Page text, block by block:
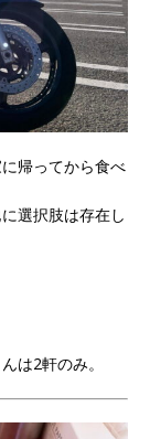
帰ってから食べ
選択肢は存在し
は2軒のみ。